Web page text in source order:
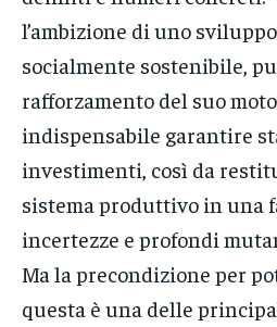
l’ambizione di uno
socialmente sostenibile,
rafforzamento del suo
indispensabile garantire
investimenti, così da
sistema produttivo in una
incertezze e profondi
Ma la precondizione per
questa è una delle